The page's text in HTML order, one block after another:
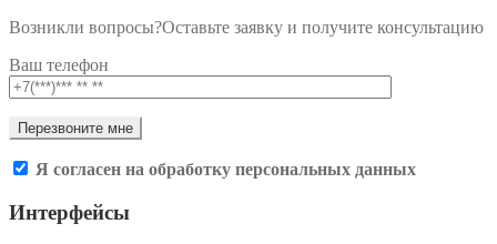
Возникли вопросы?Оставьте заявку и получите консультацию
Ваш телефон
Я согласен на обработку персональных данных
Интерфейсы